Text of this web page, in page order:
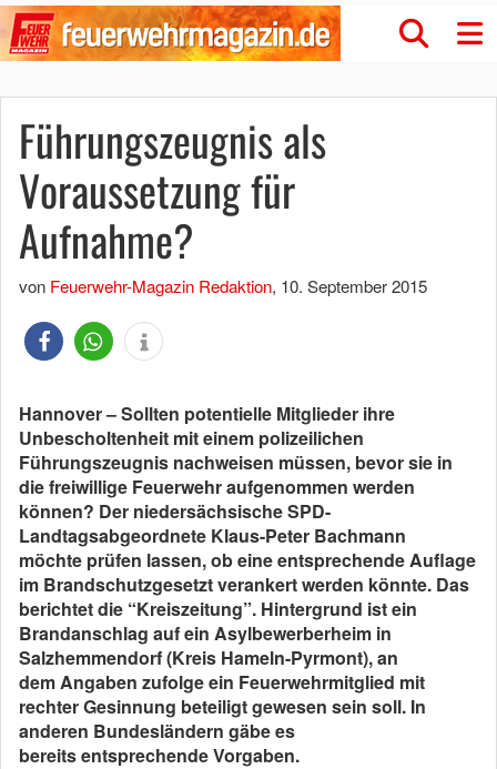
Führungszeugnis als
Voraussetzung für
Aufnahme?
von Feuerwehr-Magazin Redaktion, 10. September 2015
Hannover – Sollten potentielle Mitglieder ihre
Unbescholtenheit mit einem polizeilichen
Führungszeugnis nachweisen müssen, bevor sie in
die freiwillige Feuerwehr aufgenommen werden
können? Der niedersächsische SPD-
Landtagsabgeordnete Klaus-Peter Bachmann
möchte prüfen lassen, ob eine entsprechende Auflage
im Brandschutzgesetzt verankert werden könnte. Das
berichtet die “Kreiszeitung”. Hintergrund ist ein
Brandanschlag auf ein Asylbewerberheim in
Salzhemmendorf (Kreis Hameln-Pyrmont), an
dem Angaben zufolge ein Feuerwehrmitglied mit
rechter Gesinnung beteiligt gewesen sein soll. In
anderen Bundesländern gäbe es
bereits entsprechende Vorgaben.